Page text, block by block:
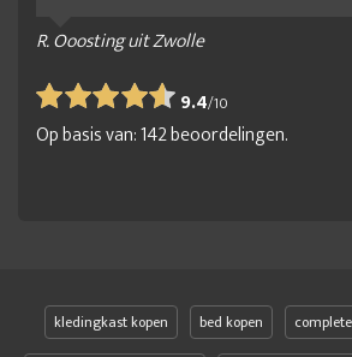
R. Ooosting uit Zwolle
9.4/10
Op basis van:142beoordelingen.
kledingkast kopen bed kopen